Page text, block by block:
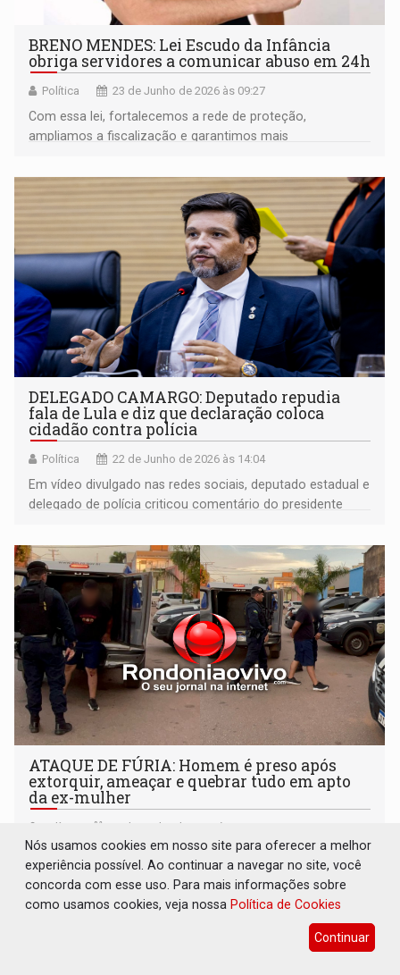
BRENO MENDES: Lei Escudo da Infância
obriga servidores a comunicar abuso em 24h
Política 23 de Junho de 2026 às 09:27
Com essa lei, fortalecemos a rede de proteção,
ampliamos a fiscalização e garantimos mais
cruel
DELEGADO CAMARGO: Deputado repudia
fala de Lula e diz que declaração coloca
cidadão contra polícia
Política 22 de Junho de 2026 às 14:04
Em vídeo divulgado nas redes sociais, deputado estadual e
delegado de polícia criticou comentário do presidente
confiança da população nas forças policiais.
ATAQUE DE FÚRIA: Homem é preso após
extorquir, ameaçar e quebrar tudo em apto
da ex-mulher
Polícia 20 de Junho de 2026 às 19:26
Vítima foi obrigada a entregar R$ 300,00 ao acusado
Nós usamos cookies em nosso site para oferecer a melhor
experiência possível. Ao continuar a navegar no site, você
concorda com esse uso. Para mais informações sobre
como usamos cookies, veja nossa Política de Cookies
Continuar